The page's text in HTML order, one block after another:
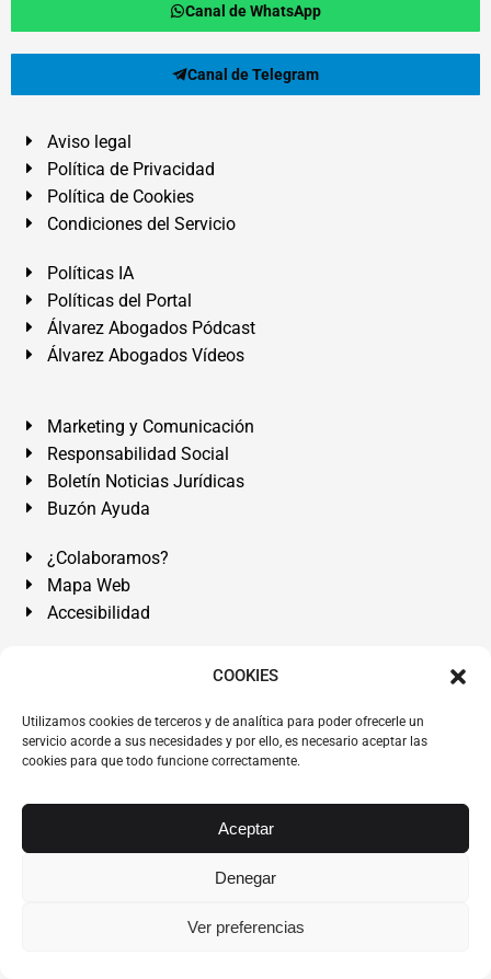
COOKIES
Utilizamos cookies de terceros y de analítica para poder ofrecerle un
servicio acorde a sus necesidades y por ello, es necesario aceptar las
cookies para que todo funcione correctamente.
Aceptar
Denegar
Ver preferencias
Canal de WhatsApp
Canal de Telegram
Aviso legal
Política de Privacidad
Política de Cookies
Condiciones del Servicio
Políticas IA
Políticas del Portal
Álvarez Abogados Pódcast
Álvarez Abogados Vídeos
Marketing y Comunicación
Responsabilidad Social
Boletín Noticias Jurídicas
Buzón Ayuda
¿Colaboramos?
Mapa Web
Accesibilidad
Álvarez Abogados Tenerife:Calle Teobaldo Power Nº 7,
de Tenerife. Islas Canarias.
Somos Abogados especialistas del Derecho desde 1954.
Tenerife Sur Mejores Abogados Tenerife
Abogados colegiados y ejercientes del ICATF.
Todos los derechos reservados.